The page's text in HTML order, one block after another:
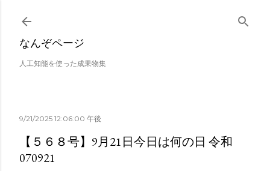
スキップしてメイン コンテンツに移動
なんぞページ
人工知能を使った成果物集
9/21/2025 12:06:00 午後
【５６８号】9月21日今日は何の日 令和
070921